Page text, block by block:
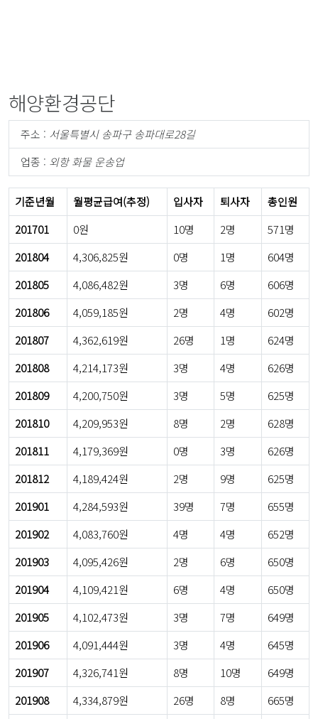
해양환경공단
주소 : 서울특별시 송파구 송파대로28길
업종 : 외항 화물 운송업
기준년월 월평균급여(추정) 입사자 퇴사자
총인원
201701
0원 10명 2명
571명
201804
4,306,825원 0명 1명
604명
201805
4,086,482원 3명 6명
606명
201806
4,059,185원 2명 4명
602명
201807
4,362,619원 26명 1명
624명
201808
4,214,173원 3명 4명
626명
201809
4,200,750원 3명 5명
625명
201810
4,209,953원 8명 2명
628명
201811
4,179,369원 0명 3명
626명
201812
4,189,424원 2명 9명
625명
201901
4,284,593원 39명 7명
655명
201902
4,083,760원 4명 4명
652명
201903
4,095,426원 2명 6명
650명
201904
4,109,421원 6명 4명
650명
201905
4,102,473원 3명 7명
649명
201906
4,091,444원 3명 4명
645명
201907
4,326,741원 8명 10명
649명
201908
4,334,879원 26명 8명
665명